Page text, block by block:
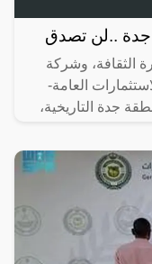
الثقافة، وشركة
العامة-